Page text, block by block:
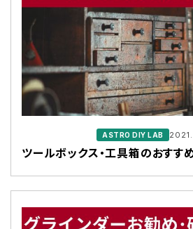
ASTRO DIY LAB
ツールボックス・工具箱のおすす